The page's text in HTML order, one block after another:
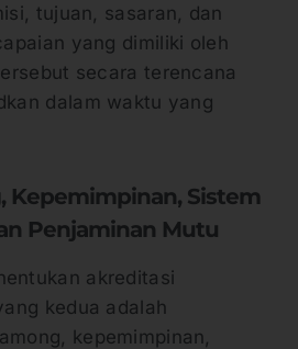
tujuan, sasaran, dan
yang dimiliki oleh
secara terencana
dalam waktu yang
Kepemimpinan, Sistem
Penjaminan Mutu
akreditasi
kedua adalah
kepemimpinan,